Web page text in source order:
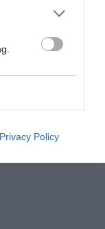
Privacy Policy
De Pieri. I sei
questo
esce Carissoni,